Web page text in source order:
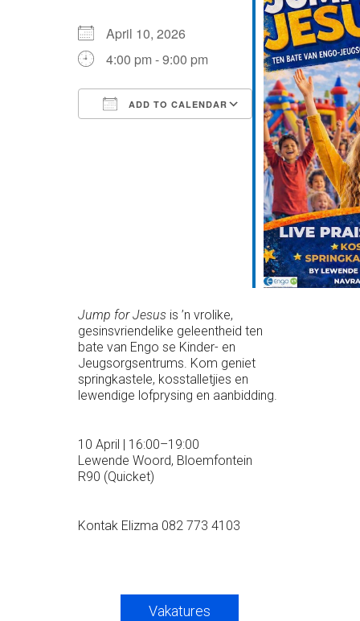
April 10, 2026
4:00 pm - 9:00 pm
ADD TO CALENDAR
Office 365Outlook Live
Jump for Jesus is ’n vrolike,
gesinsvriendelike geleentheid ten
bate van Engo se Kinder- en
Jeugsorgsentrums. Kom geniet
springkastele, kosstalletjies en
lewendige lofprysing en aanbidding.
10 April | 16:00–19:00
Lewende Woord, Bloemfontein
R90 (Quicket)
Kontak Elizma 082 773 4103
Vakatures